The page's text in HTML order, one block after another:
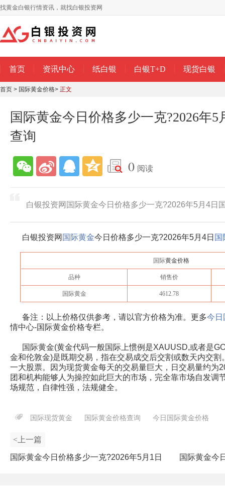
找黄金白银行情资讯，就找白银投资网
首页 资讯中心 纸白银 白银T+D 现货白银
首页 > 国际黄金价格> 正文
国际黄金今日价格多少一克?2026年
查询
0 阅读
白银投资网国际黄金今日价格多少一克?2026年5月4日
白银投资网 国际黄金今日价格多少一克?2026年5月4日 国
国际黄金价格
品种 销售价
国际黄金 4612.78
备注：以上价格仅供参考，请以官方价格为准。更多今日
情中心-国际黄金价格专栏。
国际黄金(黄金代码一般国际上惯例是XAUUSD,或者是
金和伦敦金)是既期交易，指在交易成交后交割或数天内交
一大股票。因为现货黄金每天的交易量巨大，日交易量约为
团和机构能够人为操控如此巨大的市场，完全靠市场自发调
场规范，自律性强，法规健全。
国际现货黄金 国际黄金价格查询 今日国际黄金价格
<上一篇
国际黄金今日价格多少一克?2026年5月1日 国际黄金今